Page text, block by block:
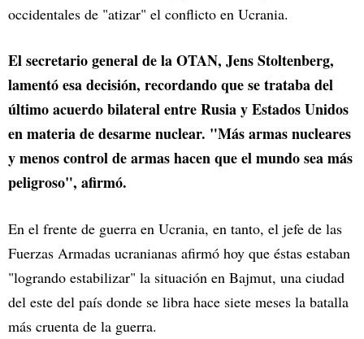
occidentales de "atizar" el conflicto en Ucrania.
El secretario general de la OTAN, Jens Stoltenberg,
lamentó esa decisión, recordando que se trataba del
último acuerdo bilateral entre Rusia y Estados Unidos
en materia de desarme nuclear. "Más armas nucleares
y menos control de armas hacen que el mundo sea más
peligroso", afirmó.
En el frente de guerra en Ucrania, en tanto, el jefe de las
Fuerzas Armadas ucranianas afirmó hoy que éstas estaban
"logrando estabilizar" la situación en Bajmut, una ciudad
del este del país donde se libra hace siete meses la batalla
más cruenta de la guerra.